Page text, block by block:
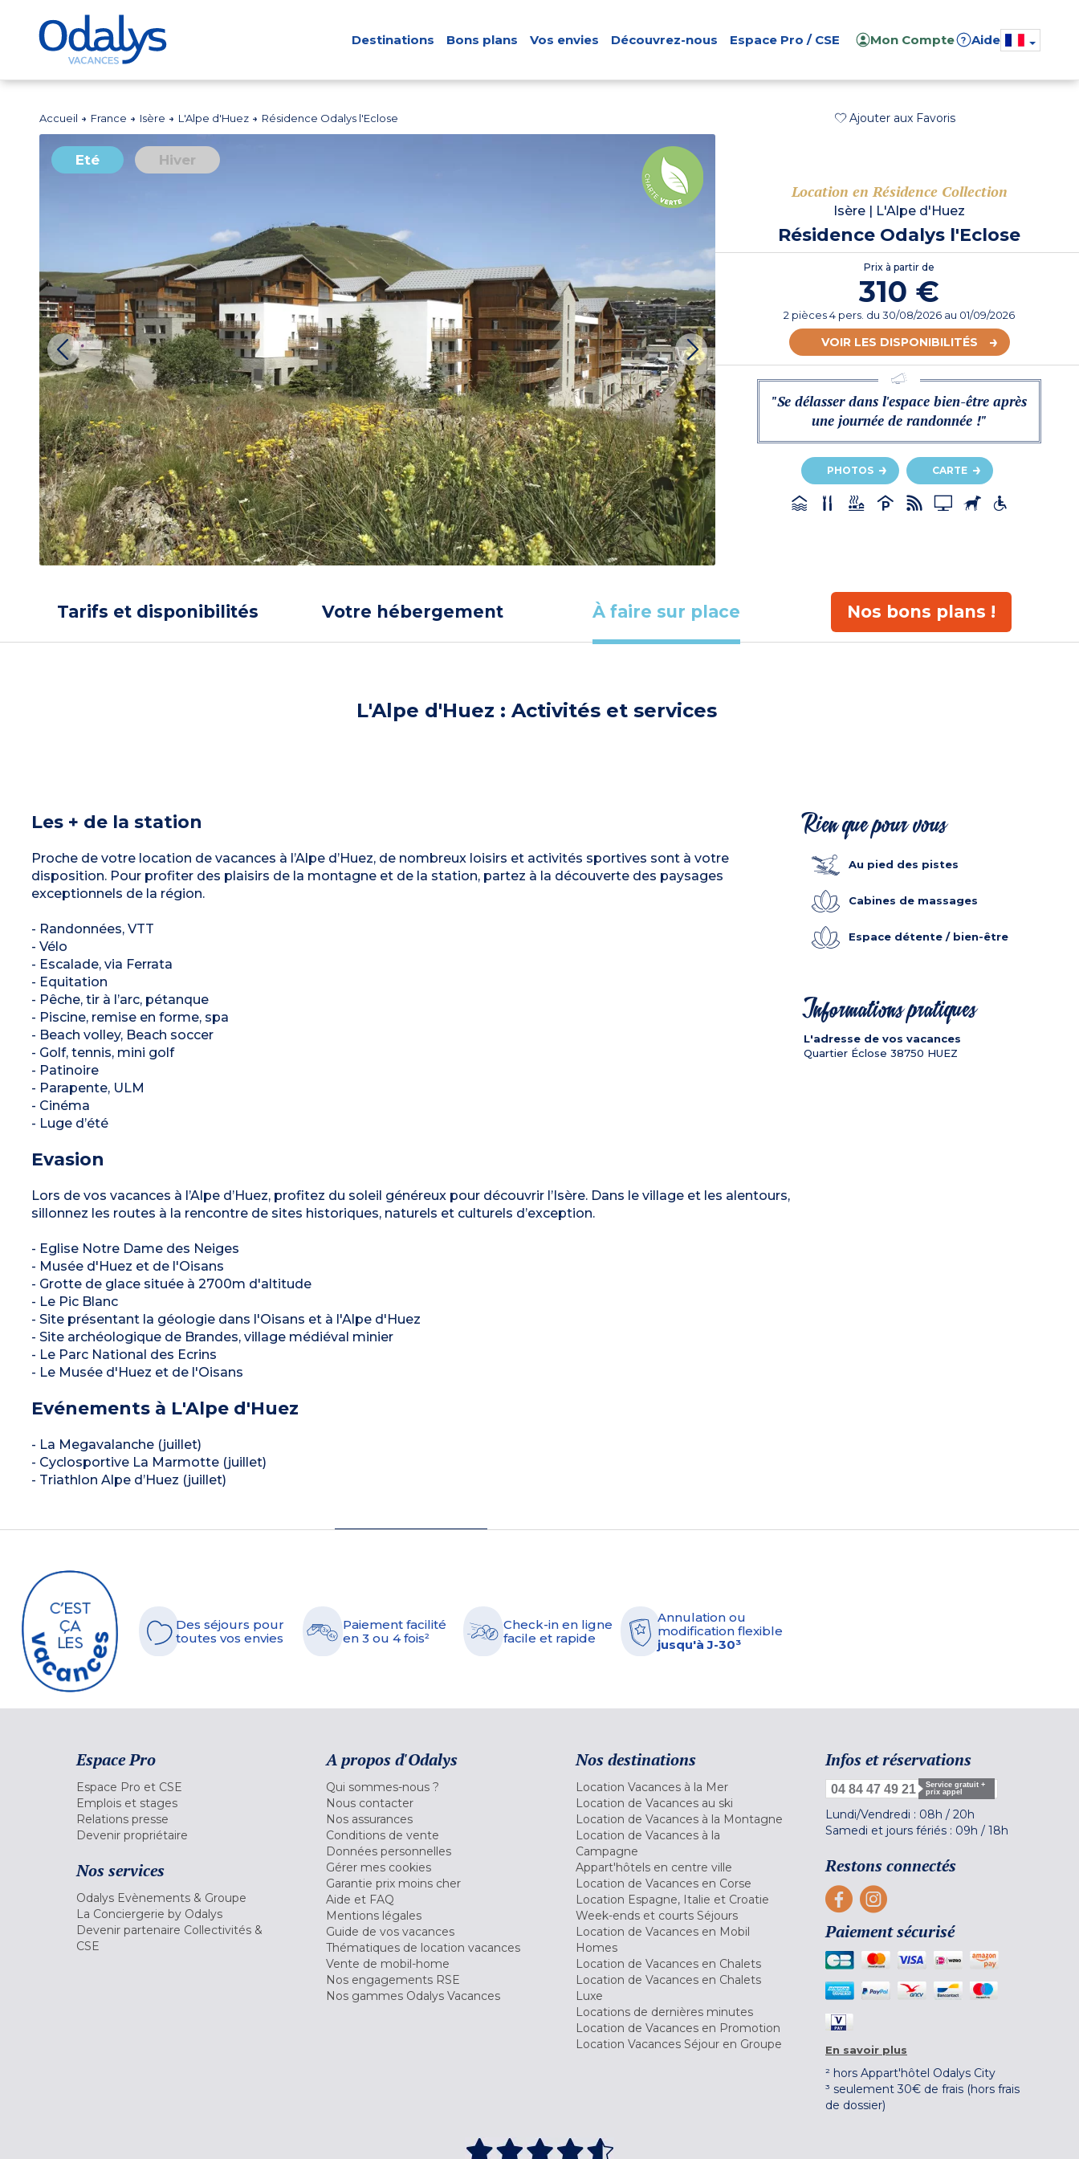
Destinations Bons plans Vos envies Découvrez-nous Espace Pro / CSE Mon Compte ? Aide
Accueil France Isère L'Alpe d'Huez Résidence Odalys l'Eclose Ajouter aux Favoris
Eté Hiver
Location en Résidence Collection
Isère L'Alpe d'Huez
Résidence Odalys l'Eclose
Prix à partir de
310 €
2 pièces 4 pers. du 30/08/2026 au 01/09/2026
VOIR LES DISPONIBILITÉS
"Se délasser dans l'espace bien-être après
une journée de randonnée !"
PHOTOS CARTE
Tarifs et disponibilités Votre hébergement À faire sur place Nos bons plans !
L'Alpe d'Huez : Activités et services
Les + de la station
Proche de votre location de vacances à l’Alpe d’Huez, de nombreux loisirs et activités sportives sont à votre
disposition. Pour profiter des plaisirs de la montagne et de la station, partez à la découverte des paysages
exceptionnels de la région.
- Randonnées, VTT
- Vélo
- Escalade, via Ferrata
- Equitation
- Pêche, tir à l’arc, pétanque
- Piscine, remise en forme, spa
- Beach volley, Beach soccer
- Golf, tennis, mini golf
- Patinoire
- Parapente, ULM
- Cinéma
- Luge d’été
Evasion
Lors de vos vacances à l’Alpe d’Huez, profitez du soleil généreux pour découvrir l’Isère. Dans le village et les alentours,
sillonnez les routes à la rencontre de sites historiques, naturels et culturels d’exception.
- Eglise Notre Dame des Neiges
- Musée d'Huez et de l'Oisans
- Grotte de glace située à 2700m d'altitude
- Le Pic Blanc
- Site présentant la géologie dans l'Oisans et à l'Alpe d'Huez
- Site archéologique de Brandes, village médiéval minier
- Le Parc National des Ecrins
- Le Musée d'Huez et de l'Oisans
Evénements à L'Alpe d'Huez
- La Megavalanche (juillet)
- Cyclosportive La Marmotte (juillet)
- Triathlon Alpe d’Huez (juillet)
Rien que pour vous
Au pied des pistes
Cabines de massages
Espace détente / bien-être
Informations pratiques
L'adresse de vos vacances
Quartier Éclose 38750 HUEZ
Des séjours pour
toutes vos envies
Paiement facilité
en 3 ou 4 fois²
Check-in en ligne
facile et rapide
Annulation ou
modification flexible
jusqu'à J-30³
Espace Pro
Espace Pro et CSE
Emplois et stages
Relations presse
Devenir propriétaire
Nos services
Odalys Evènements & Groupe
La Conciergerie by Odalys
Devenir partenaire Collectivités &
CSE
A propos d'Odalys
Qui sommes-nous ?
Nous contacter
Nos assurances
Conditions de vente
Données personnelles
Gérer mes cookies
Garantie prix moins cher
Aide et FAQ
Mentions légales
Guide de vos vacances
Thématiques de location vacances
Vente de mobil-home
Nos engagements RSE
Nos gammes Odalys Vacances
Nos destinations
Location Vacances à la Mer
Location de Vacances au ski
Location de Vacances à la Montagne
Location de Vacances à la
Campagne
Appart'hôtels en centre ville
Location de Vacances en Corse
Location Espagne, Italie et Croatie
Week-ends et courts Séjours
Location de Vacances en Mobil
Homes
Location de Vacances en Chalets
Location de Vacances en Chalets
Luxe
Locations de dernières minutes
Location de Vacances en Promotion
Location Vacances Séjour en Groupe
Infos et réservations
04 84 47 49 21
Service gratuit +
prix appel
Lundi/Vendredi : 08h / 20h
Samedi et jours fériés : 09h / 18h
Restons connectés
Paiement sécurisé
En savoir plus
² hors Appart'hôtel Odalys City
³ seulement 30€ de frais (hors frais
de dossier)